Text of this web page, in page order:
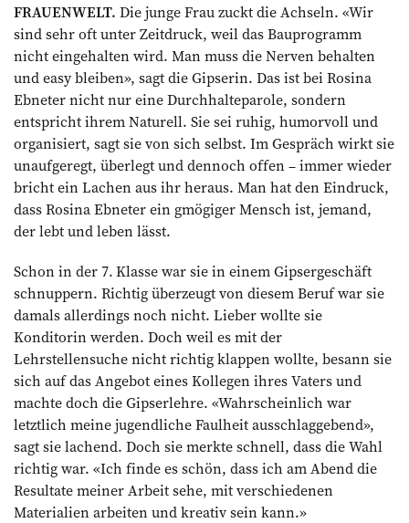
FRAUENWELT. Die junge Frau zuckt die Achseln. «Wir
sind sehr oft unter Zeitdruck, weil das Bauprogramm
nicht eingehalten wird. Man muss die Nerven behalten
und easy bleiben», sagt die Gipserin. Das ist bei Rosina
Ebneter nicht nur eine Durchhalteparole, sondern
entspricht ihrem Naturell. Sie sei ruhig, humorvoll und
organisiert, sagt sie von sich selbst. Im Gespräch wirkt sie
unaufgeregt, überlegt und dennoch offen – immer wieder
bricht ein Lachen aus ihr heraus. Man hat den Eindruck,
dass ­Rosina Ebneter ein gmögiger Mensch ist, ­jemand,
der lebt und leben lässt.
Schon in der 7. Klasse war sie in einem Gipsergeschäft
schnuppern. Richtig überzeugt von diesem Beruf war sie
damals ­allerdings noch nicht. Lieber wollte sie
Konditorin werden. Doch weil es mit der
Lehrstellensuche nicht richtig klappen wollte, besann sie
sich auf das Angebot ­eines Kollegen ihres Vaters und
machte doch die Gipserlehre. «Wahrscheinlich war
letztlich meine jugendliche Faulheit ausschlaggebend»,
sagt sie lachend. Doch sie merkte schnell, dass die Wahl
richtig war. «Ich finde es schön, dass ich am Abend die
Resultate meiner Arbeit sehe, mit verschiedenen
Materialien arbeiten und kreativ sein kann.»